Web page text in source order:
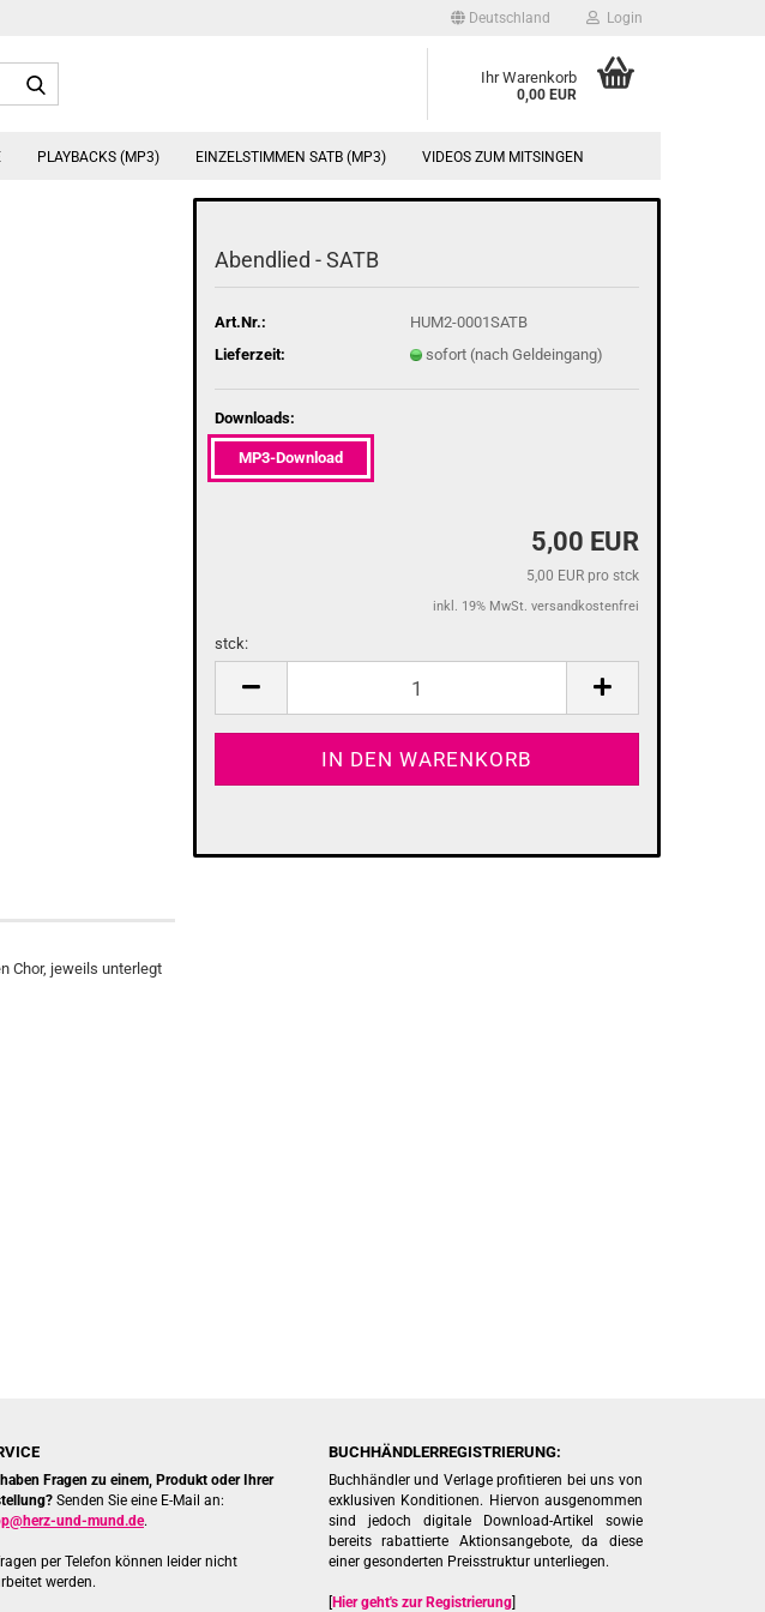
Deutschland Login
Ihr Warenkorb
0,00 EUR
PLAYBACKS (MP3) EINZELSTIMMEN SATB (MP3) VIDEOS ZUM MITSINGEN
Abend­lied - SATB
Art.Nr.:
HUM2-0001SATB
Lieferzeit:
sofort (nach Geldeingang)
Downloads:
MP3-Download
5,00 EUR
5,00 EUR pro stck
inkl. 19% MwSt. versandkostenfrei
stck:
stck
Chor, jeweils unterlegt
Fragen zu einem, Produkt oder Ihrer
Senden Sie eine E-Mail an:
und-mund.de.
per Telefon können leider nicht
werden.
BUCHHÄNDLERREGISTRIERUNG:
Buchhändler und Verlage profitieren bei uns von
exklusiven Konditionen. Hiervon ausgenommen
sind jedoch digitale Download-Artikel sowie
bereits rabattierte Aktionsangebote, da diese
einer gesonderten Preisstruktur unterliegen.
Hier geht's zur Registrierung]